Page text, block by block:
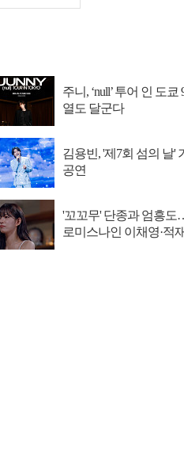
주니, ‘null’ 투어 인 도
열도 달군다
김용빈, '제7회 섬의 날'
공연
'꼬꼬무' 단종과 엄흥도
로미스나인 이채영·적